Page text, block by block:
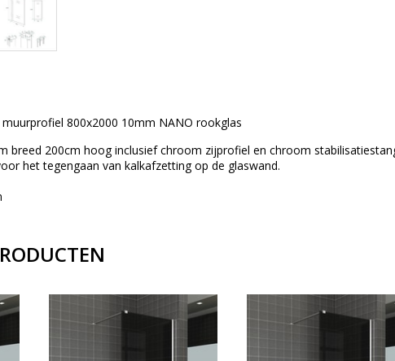
800x2000 10mm NANO rookglas
breed 200cm hoog inclusief chroom zijprofiel en chroom
het tegengaan van kalkafzetting op de glaswand.